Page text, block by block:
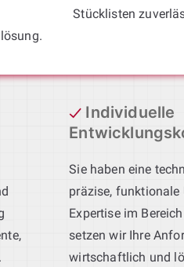
Stücklisten
Individuelle
Sie haben eine
präzise,
Expertise im Bereich
setzen wir Ihre
wirtschaftlich und